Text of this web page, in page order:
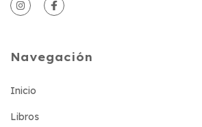
Navegación
Inicio
Libros